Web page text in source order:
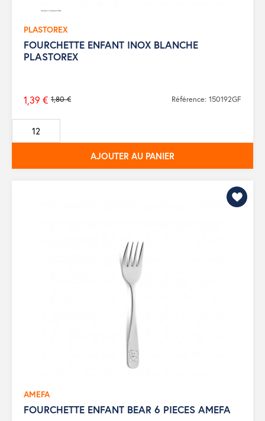
PLASTOREX
FOURCHETTE ENFANT INOX BLANCHE
PLASTOREX
Prix
de
base
1,80 €
1,39 € Référence: 150192GF
AJOUTER AU PANIER
AMEFA
FOURCHETTE ENFANT BEAR 6 PIECES AMEFA